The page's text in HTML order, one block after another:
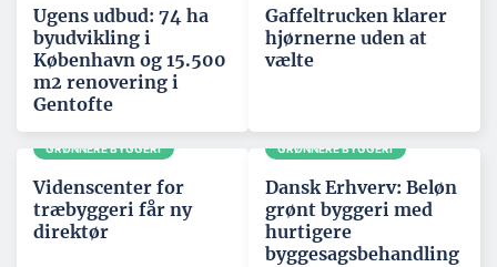
Ugens udbud: 74 ha
byudvikling i
København og 15.500
m2 renovering i
Gentofte
Gaffeltrucken klarer
hjørnerne uden at
vælte
GRØNNERE BYGGERI
Videnscenter for
træbyggeri får ny
direktør
GRØNNERE BYGGERI
Dansk Erhverv: Beløn
grønt byggeri med
hurtigere
byggesagsbehandling